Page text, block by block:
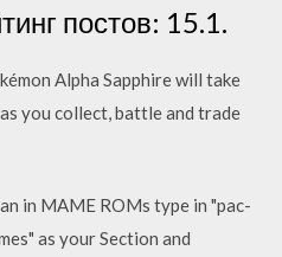
постов: 15.1.
Alpha Sapphire will take
you collect, battle and trade
in MAME ROMs type in "pac-
as your Section and